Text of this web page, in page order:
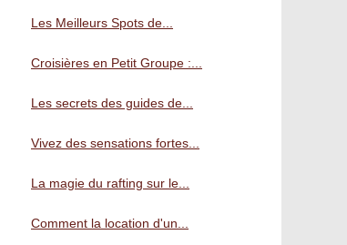
Les Meilleurs Spots de...
Croisières en Petit Groupe :...
Les secrets des guides de...
Vivez des sensations fortes...
La magie du rafting sur le...
Comment la location d'un...